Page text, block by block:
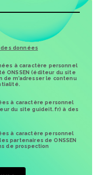
données
à caractère personnel
ONSSEN (éditeur du site
m’adresser le contenu
à caractère personnel
du site guideit.fr) à des
à caractère personnel
partenaires de ONSSEN
de prospection